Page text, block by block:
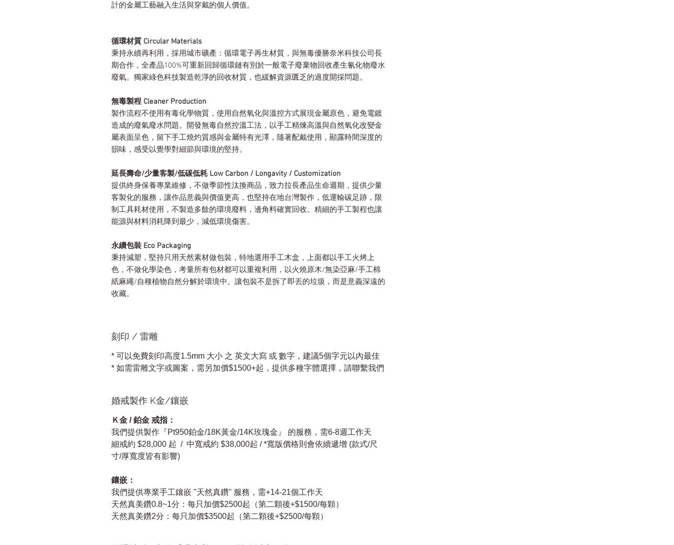
計的金屬工藝融入生活與穿戴的個人價值。
循環材質 Circular Materials
秉持永續再利用，採用城市礦產：循環電子再生材質，與無毒優勝奈米科技公司長
期合作，全產品100%可重新回歸循環鏈有別於一般電子廢棄物回收產生氰化物廢水
廢氣。獨家綠色科技製造乾淨的回收材質，也緩解資源匱乏的過度開採問題。
無毒製程 Cleaner Production
製作流程不使用有毒化學物質，使用自然氧化與溫控方式展現金屬原色，避免電鍍
造成的廢氣廢水問題。開發無毒自然控溫工法，以手工精煉高溫與自然氧化改變金
屬表面呈色，留下手工燒灼質感與金屬特有光澤，隨著配戴使用，顯露時間深度的
韻味，感受以覺學對細節與環境的堅持。
延長壽命/少量客製/低碳低耗 Low Carbon / Longavity / Customization
提供終身保養專業維修，不做季節性汰換商品，致力拉長產品生命週期，提供少量
客製化的服務，讓作品意義與價值更高，也堅持在地台灣製作，低運輸碳足跡，限
制工具耗材使用，不製造多餘的環境廢料，邊角料確實回收。精細的手工製程也讓
能源與材料消耗降到最少，減低環境傷害。
永續包裝 Eco Packaging
秉持減塑，堅持只用天然素材做包裝，特地選用手工木盒，上面都以手工火烤上
色，不做化學染色，考量所有包材都可以重複利用，以火燒原木/無染亞麻/手工棉
紙麻繩/自種植物自然分解於環境中。讓包裝不是拆了即丟的垃圾，而是意義深遠的
收藏。
刻印 / 雷雕
* 可以免費刻印高度1.5mm 大小 之 英文大寫 或 數字，建議5個字元以內最佳
* 如需雷雕文字或圖案，需另加價$1500+起，提供多種字體選擇，請聯繫我們
婚戒製作 K金/鑲嵌
Ｋ金 / 鉑金 戒指：
我們提供製作『Pt950鉑金/18K黃金/14K玫瑰金』 的服務，需6-8週工作天
細戒約 $28,000 起 / 中寬戒約 $38,000起 / *寬版價格則會依續遞增 (款式/尺
寸/厚寬度皆有影響)
鑲嵌：
我們提供專業手工鑲嵌 "天然真鑽" 服務，需+14-21個工作天
天然真美鑽0.8~1分：每只加價$2500起（第二顆後+$1500/每顆）
天然真美鑽2分：每只加價$3500起（第二顆後+$2500/每顆）